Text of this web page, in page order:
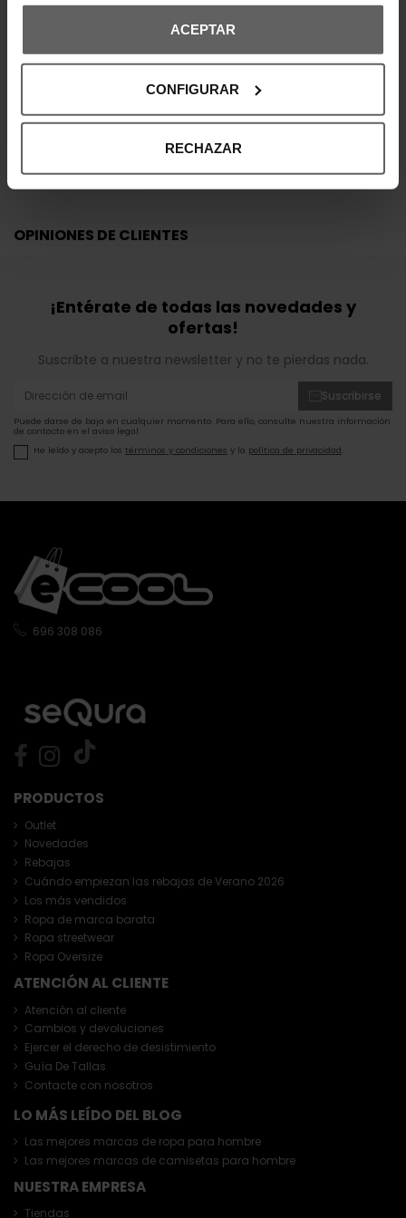
ACEPTAR
CONFIGURAR
RECHAZAR
DETALLES DEL PRODUCTO
DEVOLUCIONES Y CAMBIOS
INFORMACIÓN ENVÍOS
OPINIONES DE CLIENTES
¡Entérate de todas las novedades y
ofertas!
Suscribte a nuestra newsletter y no te pierdas nada.
Suscribirse
Puede darse de baja en cualquier momento. Para ello, consulte nuestra información
de contacto en el aviso legal.
He leído y acepto los términos y condiciones y la política de privacidad
PRODUCTOS
Outlet
Novedades
Rebajas
Cuándo empiezan las rebajas de Verano 2026
Los más vendidos
Ropa de marca barata
Ropa streetwear
Ropa Oversize
ATENCIÓN AL CLIENTE
Atención al cliente
Cambios y devoluciones
Ejercer el derecho de desistimiento
Guía De Tallas
Contacte con nosotros
LO MÁS LEÍDO DEL BLOG
Las mejores marcas de ropa para hombre
Las mejores marcas de camisetas para hombre
NUESTRA EMPRESA
Tiendas
696 308 086